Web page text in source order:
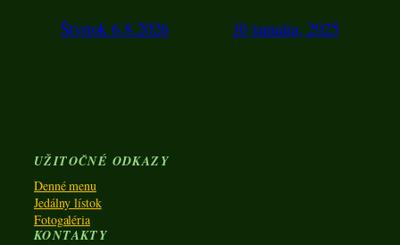
Štvrtok 6.8.2026 10 januára, 2025
UŽITOČNÉ ODKAZY
Denné menu
Jedálny lístok
Fotogaléria
KONTAKTY